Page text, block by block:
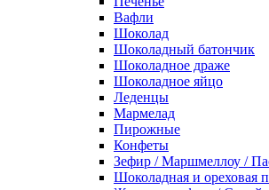
Вафли
Шоколад
Шоколадный батончик
Шоколадное драже
Шоколадное яйцо
Леденцы
Мармелад
Пирожные
Конфеты
Зефир / Маршмеллоу /
Шоколадная и ореховая